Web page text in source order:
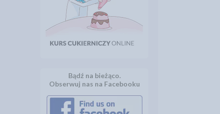
Bądź na bieżąco.
Obserwuj nas na Facebooku